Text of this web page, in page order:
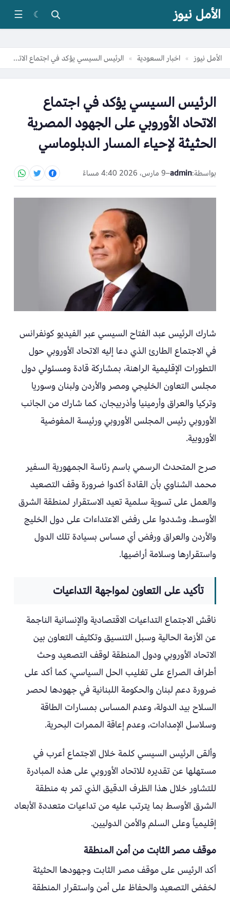
الأمل نيوز ☾
☰
الأمل نيوز » اخبار السعودية » الرئيس السيسي يؤكد في اجتماع الاتحاد الأوروبي على الجهود المصرية الحثيثة لإحياء المسار الدبلوماسي
الرئيس السيسي يؤكد في اجتماع
الاتحاد الأوروبي على الجهود المصرية
الحثيثة لإحياء المسار الدبلوماسي
بواسطة:admin
–9 مارس، 2026 4:40 مساءً
شارك الرئيس عبد الفتاح السيسي عبر الفيديو كونفرانس
في الاجتماع الطارئ الذي دعا إليه الاتحاد الأوروبي حول
التطورات الإقليمية الراهنة، بمشاركة قادة ومسئولي دول
مجلس التعاون الخليجي ومصر والأردن ولبنان وسوريا
وتركيا والعراق وأرمينيا وأذربيجان، كما شارك من الجانب
الأوروبي رئيس المجلس الأوروبي ورئيسة المفوضية
الأوروبية.
صرح المتحدث الرسمي باسم رئاسة الجمهورية السفير
محمد الشناوي بأن القادة أكدوا ضرورة وقف التصعيد
والعمل على تسوية سلمية تعيد الاستقرار لمنطقة الشرق
الأوسط، وشددوا على رفض الاعتداءات على دول الخليج
والأردن والعراق ورفض أي مساس بسيادة تلك الدول
واستقرارها وسلامة أراضيها.
تأكيد على التعاون لمواجهة التداعيات
ناقش الاجتماع التداعيات الاقتصادية والإنسانية الناجمة
عن الأزمة الحالية وسبل التنسيق وتكثيف التعاون بين
الاتحاد الأوروبي ودول المنطقة لوقف التصعيد وحث
أطراف الصراع على تغليب الحل السياسي، كما أكد على
ضرورة دعم لبنان والحكومة اللبنانية في جهودها لحصر
السلاح بيد الدولة، وعدم المساس بمسارات الطاقة
وسلاسل الإمدادات، وعدم إعاقة الممرات البحرية.
وألقى الرئيس السيسي كلمة خلال الاجتماع أعرب في
مستهلها عن تقديره للاتحاد الأوروبي على هذه المبادرة
للتشاور خلال هذا الظرف الدقيق الذي تمر به منطقة
الشرق الأوسط بما يترتب عليه من تداعيات متعددة الأبعاد
إقليمياً وعلى السلم والأمن الدوليين.
موقف مصر الثابت من أمن المنطقة
أكد الرئيس على موقف مصر الثابت وجهودها الحثيثة
لخفض التصعيد والحفاظ على أمن واستقرار المنطقة